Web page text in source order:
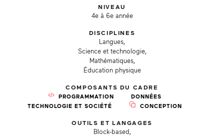
NIVEAU
4e à 6e année
DISCIPLINES
Langues,
Science et technologie,
Mathématiques,
Éducation physique
COMPOSANTS DU CADRE
PROGRAMMATION
DONNÉES
TECHNOLOGIE ET SOCIÉTÉ
CONCEPTION
OUTILS ET LANGAGES
Block-based,